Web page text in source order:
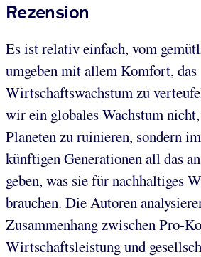
Rezension
Es ist relativ einfach, vom
umgeben mit allem Komfort, das
Wirtschaftswachstum zu
wir ein globales Wachstum
Planeten zu ruinieren, sondern
künftigen Generationen all das
geben, was sie für nachhaltiges
brauchen. Die Autoren
Zusammenhang zwischen Pro-
Wirtschaftsleistung und